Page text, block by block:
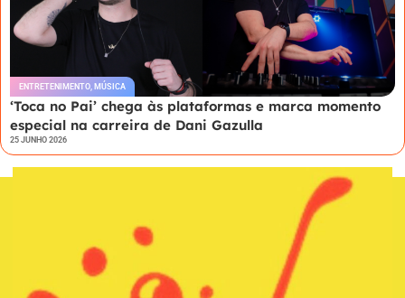
ENTRETENIMENTO, MÚSICA
‘Toca no Pai’ chega às plataformas e marca momento
especial na carreira de Dani Gazulla
25 JUNHO 2026